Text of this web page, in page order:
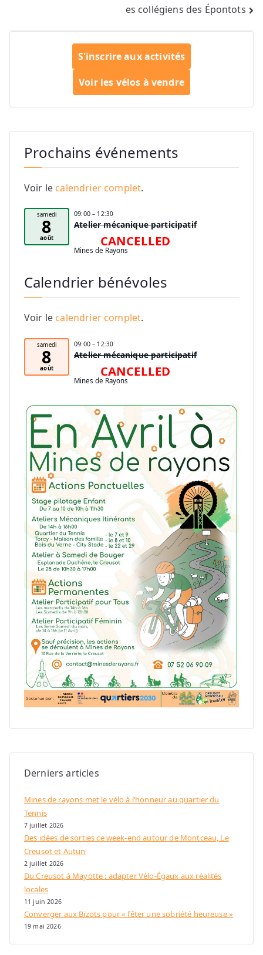
es collégiens des Épontots
S'inscrire aux activités
Voir les vélos à vendre
Prochains événements
Voir le calendrier complet.
samedi
8
août
09:00 – 12:30
Atelier mécanique participatif
CANCELLED
Mines de Rayons
Calendrier bénévoles
Voir le calendrier complet.
samedi
8
août
09:00 – 12:30
Atelier mécanique participatif
CANCELLED
Mines de Rayons
Derniers articles
Mines de rayons met le vélo à l’honneur au quartier du
Tennis
7 juillet 2026
Des idées de sorties ce week-end autour de Montceau, Le
Creusot et Autun
2 juillet 2026
Du Creusot à Mayotte : adapter Vélo-Égaux aux réalités
locales
11 juin 2026
Converger aux Bizots pour « fêter une sobriété heureuse »
19 mai 2026